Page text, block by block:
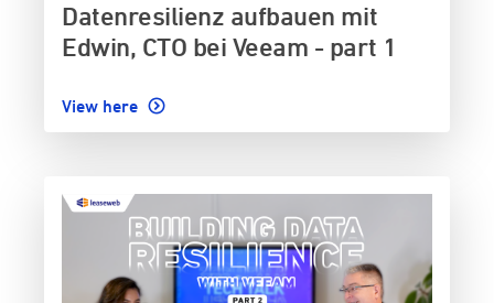
Datenresilienz aufbauen mit
Edwin, CTO bei Veeam - part 1
View here